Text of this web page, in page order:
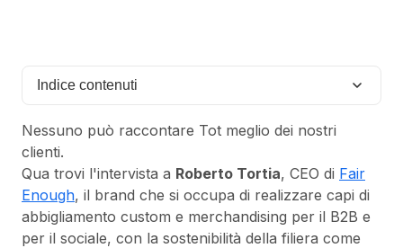
Indice contenuti
Nessuno può raccontare Tot meglio dei nostri
clienti.
Qua trovi l'intervista a Roberto Tortia, CEO di Fair
Enough, il brand che si occupa di realizzare capi di
abbigliamento custom e merchandising per il B2B e
per il sociale, con la sostenibilità della filiera come